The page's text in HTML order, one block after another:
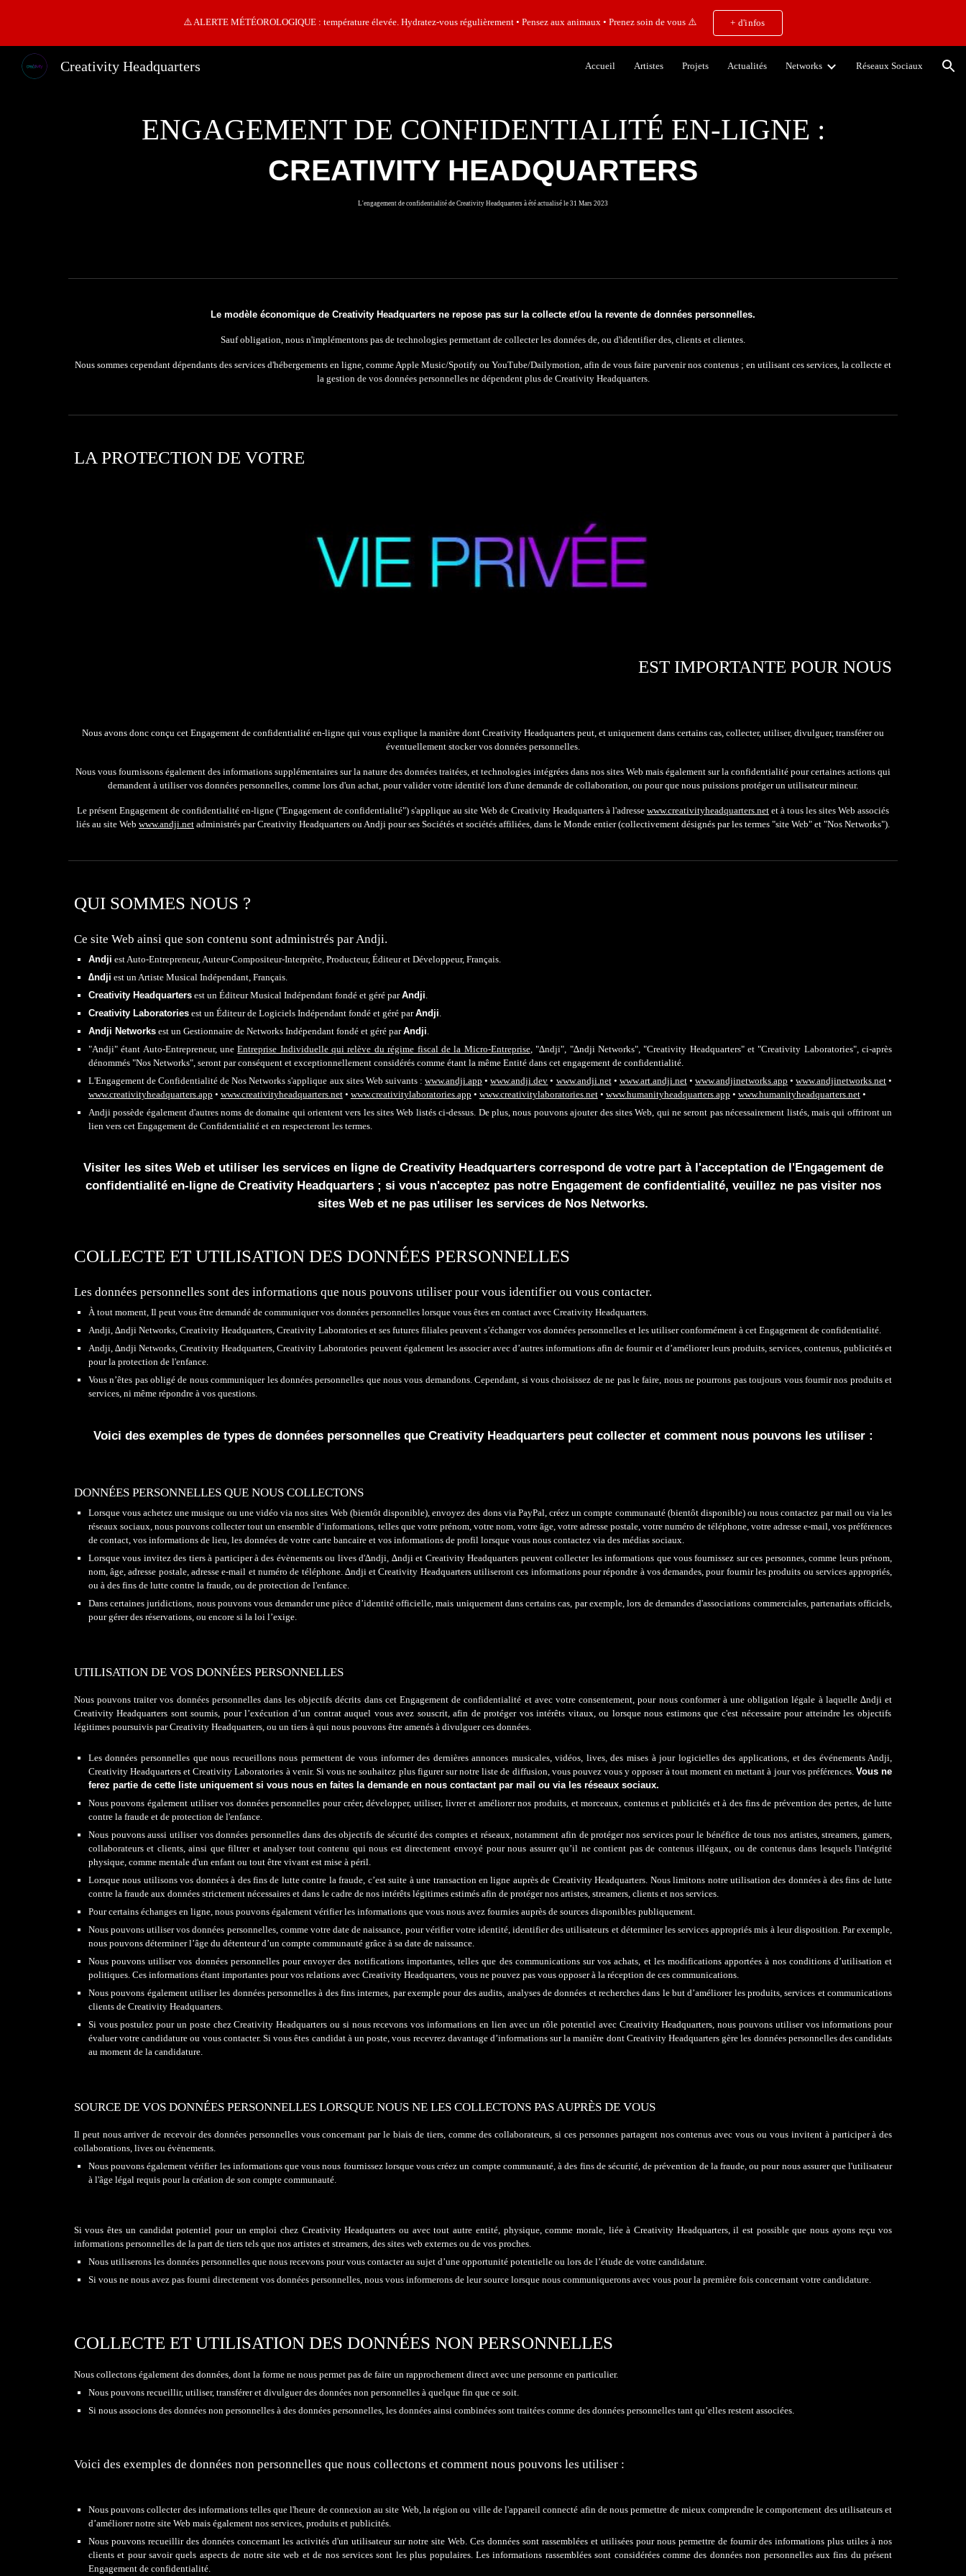
Skip to main content Skip to navigation
⚠️ ALERTE MÉTÉOROLOGIQUE : température élevée. Hydratez-vous régulièrement • Pensez aux animaux • Prenez soin de vous ⚠️ + d'infos
Creativity Headquarters Accueil Artistes Projets Actualités Networks Réseaux Sociaux
ENGAGEMENT DE CONFIDENTIALITÉ EN-LIGNE :
CREATIVITY HEADQUARTERS
L'engagement de confidentialité de Creativity Headquarters à été actualisé le 31 Mars 2023
Le modèle économique de Creativity Headquarters ne repose pas sur la collecte et/ou la revente de données personnelles.
Sauf obligation, nous n'implémentons pas de technologies permettant de collecter les données de, ou d'identifier des, clients et clientes.
Nous sommes cependant dépendants des services d'hébergements en ligne, comme Apple Music/Spotify ou YouTube/Dailymotion, afin de vous faire parvenir nos contenus ; en utilisant ces services, la collecte et
la gestion de vos données personnelles ne dépendent plus de Creativity Headquarters.
LA PROTECTION DE VOTRE
EST IMPORTANTE POUR NOUS
Nous avons donc conçu cet Engagement de confidentialité en-ligne qui vous explique la manière dont Creativity Headquarters peut, et uniquement dans certains cas, collecter, utiliser, divulguer, transférerou
éventuellement stocker vos données personnelles.
Nous vous fournissons également des informations supplémentaires sur la nature des données traitées, et technologies intégrées dans nos sites Web mais également sur la confidentialité pour certaines actions qui
demandent à utiliser vos données personnelles, comme lors d'un achat, pour valider votre identité lors d'une demande de collaboration, ou pour que nous puissions protéger un utilisateur mineur.
Le présent Engagement de confidentialité en-ligne ("Engagement de confidentialité") s'applique au site Web de Creativity Headquarters à l'adresse www.creativityheadquarters.net et à tous les sites Web associés
liés au site Web www.andji.net administrés par Creativity Headquarters ouAndji pourses Sociétés et sociétés affiliées, dans le Monde entier (collectivement désignés par les termes "site Web" et "Nos Networks").
QUI SOMMES NOUS ?
Ce site Web ainsi que son contenu sont administrés par Andji.
Andji est Auto-Entrepreneur, Auteur-Compositeur-Interprète, Producteur, Éditeur et Développeur, Français.
∆ndji est un Artiste Musical Indépendant, Français.
Creativity Headquartersest un Éditeur Musical Indépendantfondé et géré parAndji
Creativity Laboratoriesest un Éditeur de Logiciels Indépendantfondé et géré parAndji
Andji Networksest un Gestionnaire de Networks Indépendantfondé et géré parAndji
"Andji" étant Auto-Entrepreneur, uneEntreprise Individuelle qui relève du régime fiscal de la Micro-Entreprise, "∆ndji" , "∆ndji Networks", "Creativity Headquarters" et "Creativity Laboratories",ci-après
dénommés "Nos Networks", seront par conséquent et exceptionnellement considérés comme étant la même Entité dans cet engagement de confidentialité.
L'Engagement de Confidentialité de Nos Networks s'applique aux sites Web suivants : www.andji.app •www.andji.dev • www.andji.net• www.art.andji.net• www.andjinetworks. app •www.andjinetworks.net •
www.creativityheadquarters.app • www.creativityheadquarters.net• www.creativitylaboratories. app • www.creativitylaboratories.net• www.humanityheadquarters.app • www.humanityheadquarters.net•
Andji possède également d'autres noms de domaine qui orientent vers les sites Web listés ci-dessus. De plus, nous pouvons ajouter des sites Web, qui ne seront pas nécessairement listés, mais qui offriront un
lien vers cet Engagement de Confidentialité et en respecteront les termes.
Visiter les sites Web et utiliser les services en ligne de Creativity Headquarters correspond de votre part à l'acceptation de l'Engagement de
confidentialité en-ligne de Creativity Headquarters ; si vous n'acceptez pas notre Engagement de confidentialité, veuillez ne pas visiter nos
sites Web et ne pas utiliser les services de Nos Networks.
COLLECTE ET UTILISATION DES DONNÉES PERSONNELLES
Les données personnelles sont des informations que nous pouvons utiliserpour vous identifier ou vous contacter.
À tout moment, Il peut vous être demandé de communiquer vos données personnelles lorsque vous êtes en contact avec Creativity Headquarters.
Andji ∆ndji Networks, Creativity Headquarters, Creativity Laboratorieset ses futures filialespeuvent s’échanger vos données personnelles et les utiliser conformément à cet Engagement de confidentialité.
Andji ∆ndji Networks, Creativity Headquarters, Creativity Laboratories peuvent également les associer avec d’autres informations afin de fournir et d’améliorer leurs produits, services, contenus publicités et
pour la protection de l'enfance.
Vous n’êtes pas obligé de nous communiquer les données personnelles que nous vous demandons. Cependant, si vous choisissez de ne pas le faire, nous ne pourrons pas toujours vous fournir nos produits et
services, ni même répondre à vos questions.
Voici des exemples de types de données personnelles que Creativity Headquarters peut collecteretcomment nous pouvons les utiliser :
DONNÉES PERSONNELLES QUE NOUS COLLECTONS
Lorsque vous achetez une musique ou une vidéo via nos sites Web (bientôt disponible), envoyez des dons via PayPal, créez un compte communauté (bientôt disponible) ou nous contactez par mail ou via les
réseaux sociaux, nous pouvons collecter tout un ensemble d’informations, telles que votre prénom, votre nom, votre âge, votre adresse postale, votre numéro de téléphone, votre adresse e-mail, vos préférences
de contact, vos informations de lieu, les données de votre carte bancaire et vos informations de profil lorsque vous nous contactez via des médias sociaux.
Lorsque vous invitez des tiers à participer à des évènements ou lives d'∆ndji, ∆ndjiet Creativity Headquarters peuvent collecter les informations que vous fournissez sur ces personnes, comme leurs prénom,
nom,âge, adresse postale, adresse e-mail et numéro de téléphone. ∆ndjiet Creativity Headquarters utiliseront ces informations pour répondre à vos demandes, pour fournir les produits ou services appropriés,
ou à des fins de lutte contre la fraude, ou de protection de l'enfance.
Dans certaines juridictions, nous pouvons vous demander une pièce d’identité officielle, mais uniquement dans certains cas, par exemple, lors de demandes d'associations commerciales, partenariats officiels,
pour gérer des réservations, ou encore si la loi l’exige.​
UTILISATION DE VOS DONNÉES PERSONNELLES
Nous pouvons traiter vos données personnelles dans les objectifs décrits dans cet Engagement de confidentialité et avec votre consentement, pour nous conformer à une obligation légale à laquelle ∆ndjiet
Creativity Headquarters sont soumis , pour l’exécution d’un contrat auquel vous avez souscrit, afin de protéger vos intérêts vitaux, ou lorsque nous estimons quec'est nécessaire pour atteindre les objectifs
légitimes poursuivis par Creativity Headquarters, ou un tiers à qui nous pouvons être amenés à divulguer ces données.
Les données personnelles que nous recueillons nous permettent de vous informer des dernières annonces musicales, vidéos, lives, des mises à jour logicielles des applications, et des événements Andji,
Creativity Headquarters et Creativity Laboratories à venir. Si vous ne souhaitez plus figurer sur notre liste de diffusion, vous pouvez vous y opposer à tout moment en mettant à jour vos préférences.Vous ne
ferez partie de cette liste uniquement si vous nous en faites la demande en nous contactant par mail ou via les réseaux sociaux.
Nous pouvons également utiliser vos données personnelles pour créer, développer, utiliser, livrer et améliorer nos produits, et morceaux, contenus et publicités et à des fins de prévention des pertes, de lutte
contre la fraude et de protection de l'enfance.
Nous pouvons aussi utiliser vos données personnelles dans des objectifs de sécurité des comptes et réseaux, notamment afin de protéger nos services pour le bénéfice de tous nos artistes, streamers, gamers,
collaborateurs et clients, ainsi que filtrer et analyser tout contenu qui nous est directement envoyé pour nous assurer qu’il ne contient pas de contenus illégaux, ou de contenus dans lesquels l'intégrité
physique, comme mentale d'un enfant ou toutêtre vivant est mise à péril
Lorsque nous utilisons vos données à des fins de lutte contre la fraude, c’est suite à une transaction en ligne auprès de Creativity Headquarters. Nous limitons notre utilisation des données à des fins de lutte
contre la fraude aux données strictement nécessaires et dans le cadre de nos intérêts légitimes estimés afin de protéger nos artistes, streamers, clientset nos services.
Pour certains échanges en ligne, nous pouvons également vérifier les informations que vous nous avez fournies auprès de sources disponibles publiquement.
Nous pouvons utiliser vos données personnelles, comme votre date de naissance, pour vérifier votre identité, identifier des utilisateurs et déterminer les services appropriés mis à leur disposition. Par exemple,
nous pouvons déterminer l’âge du détenteur d’un compte communauté grâce à sa date de naissance.
Nous pouvons utiliser vos données personnelles pour envoyer des notifications importantes, telles que des communications survos achats, et les modifications apportées à nos conditions d’utilisation et
politiques. Ces informations étant importantes pour vos relations avec Creativity Headquarters, vous ne pouvez pas vous opposer à la réception de ces communications.
Nous pouvons également utiliser les données personnelles à des fins internes, par exemple pour des audits, analyses de données et recherches dans le but d’améliorer les produits, services et communications
clients de Creativity Headquarters.
Si vous postulez pour un poste chez Creativity Headquarters ou si nous recevons vos informations en lien avec un rôle potentiel avec Creativity Headquarters, nous pouvons utiliser vos informations pour
évaluer votre candidature ou vous contacter. Si vous êtes candidat à un poste, vous recevrez davantage d’informations sur la manière dont Creativity Headquarters gère les données personnelles des candidats
au moment de la candidature.
SOURCE DE VOS DONNÉES PERSONNELLES LORSQUE NOUS NE LES COLLECTONS PAS AUPRÈS DE VOUS
Il peut nous arriver de recevoir des données personnelles vous concernant par le biais de tiers, comme des collaborateurs, si ces personnes partagent nos contenus avec vous ou vous invitent à participer à des
collaborations, lives ou évènements.
Nous pouvons également vérifier les informations que vous nous fournissez lorsque vous créez un compte communauté, à des fins de sécurité, de prévention de la fraude, ou pour nous assurer que l'utilisateur
à l'âge légal requis pour la création de son compte communauté.
Si vous êtes un candidat potentiel pour un emploi chez Creativity Headquarters ou avec tout autre entité, physique, comme morale, liée à Creativity Headquarters, il est possible que nous ayons reçu vos
informations personnelles de la part de tiers tels que nos artistes et streamers, des sites web externes ou de vos proches.
Nous utiliserons les données personnelles que nous recevons pour vous contacter au sujet d’une opportunité potentielle ou lors de l’étude de votre candidature.
Si vous ne nous avez pas fourni directement vos données personnelles, nous vous informerons de leur source lorsque nous communiquerons avec vous pour la première fois concernant votre candidature.
COLLECTE ET UTILISATION DES DONNÉES NON PERSONNELLES
​Nous collectons également des données, dont la forme ne nous permet pas de faire un rapprochement direct avec une personne en particulier.
Nous pouvons recueillir, utiliser, transférer et divulguer des données non personnelles à quelque fin que ce soit.
Si nous associons des données non personnelles à des données personnelles, les données ainsi combinées sont traitées comme des données personnelles tant qu’elles restent associées.
Voici des exemples de données non personnelles que nous collectons et comment nous pouvons les utiliser :
Nous pouvons collecter des informations telles que l'heure de connexion au site Web, la région ou ville de l'appareil connecté afin de nous permettre de mieux comprendre le comportement des utilisateurs et
d’améliorer notre site Web mais également nos services, produits et publicités.
Nous pouvons recueillir des données concernant les activités d'un utilisateur sur notre siteWeb. Ces données sont rassemblées et utilisées pour nous permettre de fournir des informations plus utiles à nos
clients et pour savoir quels aspects de notre site web et de nos services sont les plus populaires. Les informations rassemblées sont considérées comme des données non personnelles aux fins du présent
Engagement de confidentialité.